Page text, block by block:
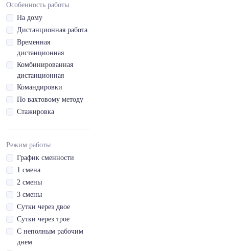
B1
Водительское
удостоверение кат.
Водительское
удостоверение кат.
Водительское
удостоверение кат.
C1E
Водительское
удостоверение кат.
D
Водительское
удостоверение кат.
D1
деятельность
Бытовое
обслуживание
населения
Защита
государства и
личности
Профессии, общие
для всех сфер
деятельности
общие для всех
сфер деятельности
Особенность работы
На дому
Дистанционная работа
Временная
дистанционная
Комбинированная
дистанционная
Командировки
По вахтовому методу
Стажировка
Режим работы
График сменности
1 смена
2 смены
3 смены
Сутки через двое
Сутки через трое
С неполным рабочим
днем